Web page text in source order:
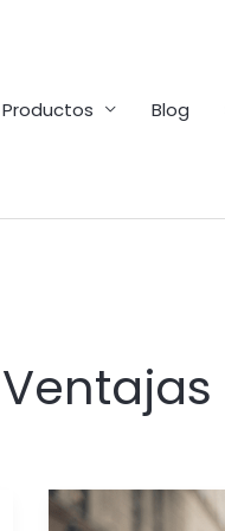
Productos
Blog
Ventajas